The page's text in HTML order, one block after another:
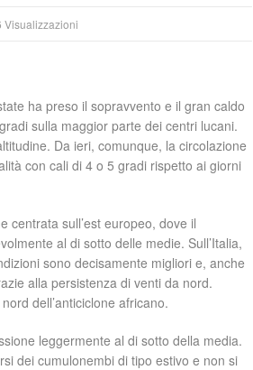
Visualizzazioni
ha preso il sopravvento e il gran caldo
sulla maggior parte dei centri lucani.
Da ieri, comunque, la circolazione
con cali di 4 o 5 gradi rispetto ai giorni
centrata sull’est europeo, dove il
al di sotto delle medie. Sull’Italia,
sono decisamente migliori e, anche
alla persistenza di venti da nord.
dell’anticiclone africano.
leggermente al di sotto della media.
dei cumulonembi di tipo estivo e non si